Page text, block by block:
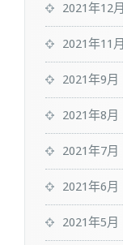
2021年12月
2021年11月
2021年9月
2021年8月
2021年7月
2021年6月
2021年5月